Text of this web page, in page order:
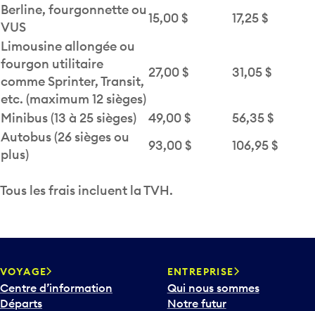
Berline, fourgonnette ou
VUS
15,00 $
17,25 $
Limousine allongée ou
fourgon utilitaire
comme Sprinter, Transit,
etc. (maximum 12 sièges)
27,00 $ 31,05 $
Minibus (13 à 25 sièges) 49,00 $
56,35 $
Autobus (26 sièges ou
plus)
93,00 $ 106,95 $
Tous les frais incluent la TVH.
VOYAGE
Centre d’information
Départs
ENTREPRISE
Qui nous sommes
Notre futur